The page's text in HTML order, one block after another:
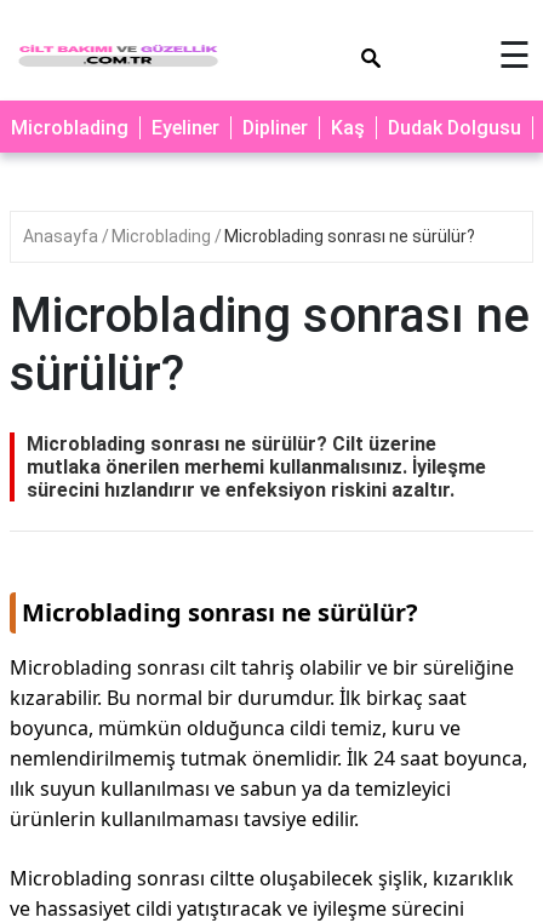
MAKYAJ
MİCROBLADİNG
LAZER
PROTEZ
PEELİNG
ERKEK
BAKIMI
BAKIMI
☰
Microblading Eyeliner Dipliner Kaş Dudak Dolgusu
Anasayfa Microblading Microblading sonrası ne sürülür?
Microblading sonrası ne
sürülür?
Microblading sonrası ne sürülür? Cilt üzerine
mutlaka önerilen merhemi kullanmalısınız. İyileşme
sürecini hızlandırır ve enfeksiyon riskini azaltır.
Microblading sonrası ne sürülür?
Microblading sonrası cilt tahriş olabilir ve bir süreliğine
kızarabilir. Bu normal bir durumdur. İlk birkaç saat
boyunca, mümkün olduğunca cildi temiz, kuru ve
nemlendirilmemiş tutmak önemlidir. İlk 24 saat boyunca,
ılık suyun kullanılması ve sabun ya da temizleyici
ürünlerin kullanılmaması tavsiye edilir.
Microblading sonrası ciltte oluşabilecek şişlik, kızarıklık
ve hassasiyet cildi yatıştıracak ve iyileşme sürecini